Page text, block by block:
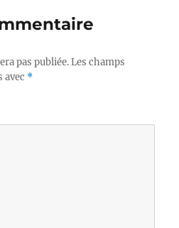
pas publiée. Les champs
avec *